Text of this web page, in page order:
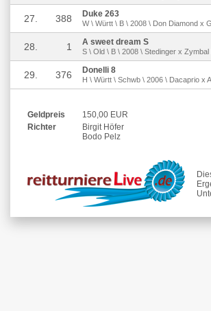
27. 388 Duke 263
W \ Württ \ B \ 2008 \ Don Diamond x
28. 1 A sweet dream S
S \ Old \ B \ 2008 \ Stedinger x
29. 376 Donelli 8
H \ Württ \ Schwb \ 2006 \ Dacaprio x
Geldpreis
150,00 EUR
Richter
Birgit Höfer
Bodo Pelz